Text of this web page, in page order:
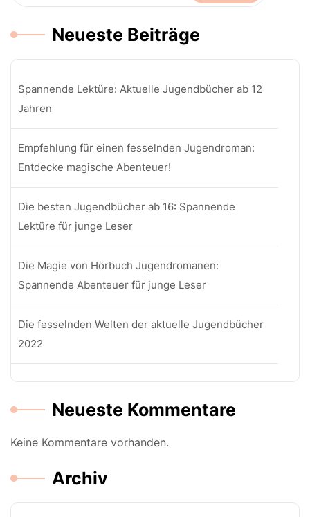
Neueste Beiträge
Spannende Lektüre: Aktuelle Jugendbücher ab 12
Jahren
Empfehlung für einen fesselnden Jugendroman:
Entdecke magische Abenteuer!
Die besten Jugendbücher ab 16: Spannende
Lektüre für junge Leser
Die Magie von Hörbuch Jugendromanen:
Spannende Abenteuer für junge Leser
Die fesselnden Welten der aktuelle Jugendbücher
2022
Neueste Kommentare
Keine Kommentare vorhanden.
Archiv